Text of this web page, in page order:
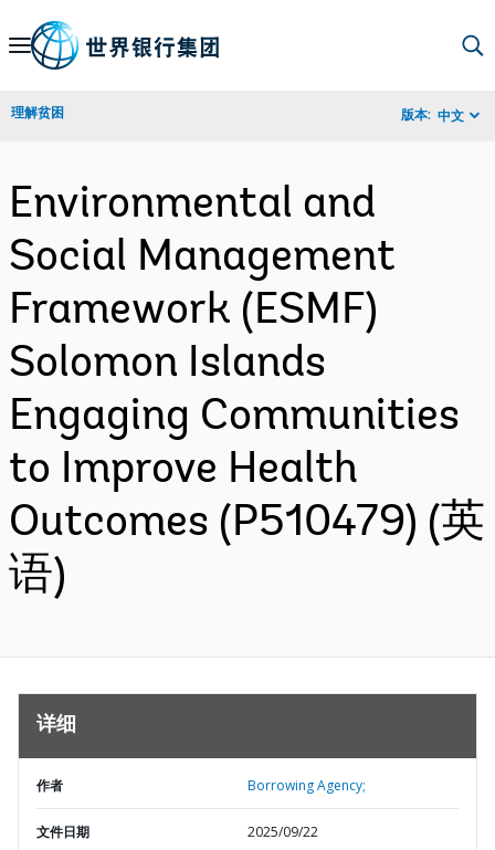
Skip
Navigation
理解贫困 版本: 中文
Environmental and
Social Management
Framework (ESMF)
Solomon Islands
Engaging Communities
to Improve Health
Outcomes (P510479) (英
语)
详细
作者 Borrowing Agency;
文件日期 2025/09/22